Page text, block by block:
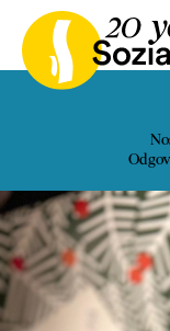
HU SK SL
Natječaj